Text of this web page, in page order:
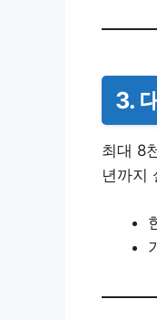
3.
최대 8
년까지